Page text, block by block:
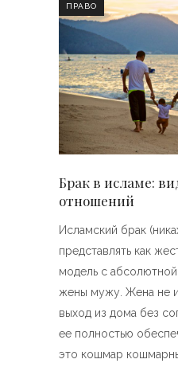
ПРАВО
Брак в исламе:
отношений
Исламский брак
представлять как
модель с
жены мужу. Жена не
выход из дома без
ее полностью
это кошмар